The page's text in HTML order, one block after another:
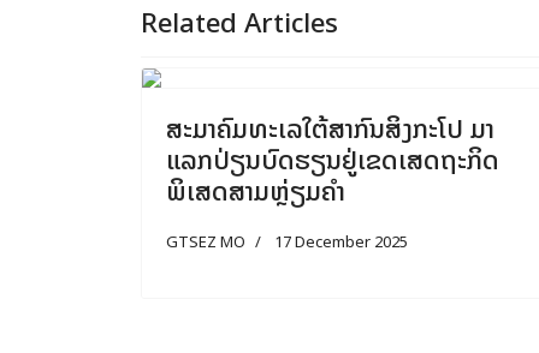
Related Articles
ສະມາຄົມທະເລໃຕ້ສາກົນສິງກະໂປ ມາ
ແລກປ່ຽນບົດຮຽນຢູ່ເຂດເສດຖະກິດ
ພິເສດສາມຫຼ່ຽມຄຳ
GTSEZ MO 17 December 2025